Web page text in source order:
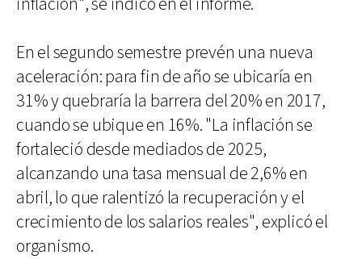
En el segundo semestre prevén una nueva
aceleración: para fin de año se ubicaría en
31% y quebraría la barrera del 20% en 2017,
cuando se ubique en 16%. "La inflación se
fortaleció desde mediados de 2025,
alcanzando una tasa mensual de 2,6% en
abril, lo que ralentizó la recuperación y el
crecimiento de los salarios reales", explicó el
organismo.